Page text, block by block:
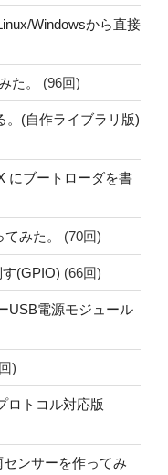
Windowsから直接
た。 (96回)
。(自作ライブラリ版)
にブートローダを書
みた。 (70回)
(GPIO) (66回)
USB電源モジュール
)
ロトコル対応版
ンサーを作ってみ